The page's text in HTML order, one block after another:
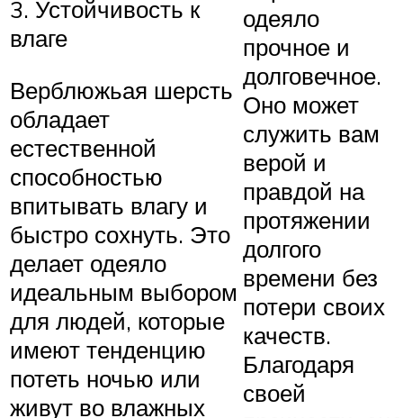
3. Устойчивость к
влаге
Верблюжьая шерсть
обладает
естественной
способностью
впитывать влагу и
быстро сохнуть. Это
делает одеяло
идеальным выбором
для людей, которые
имеют тенденцию
потеть ночью или
живут во влажных
одеяло
прочное и
долговечное.
Оно может
служить вам
верой и
правдой на
протяжении
долгого
времени без
потери своих
качеств.
Благодаря
своей